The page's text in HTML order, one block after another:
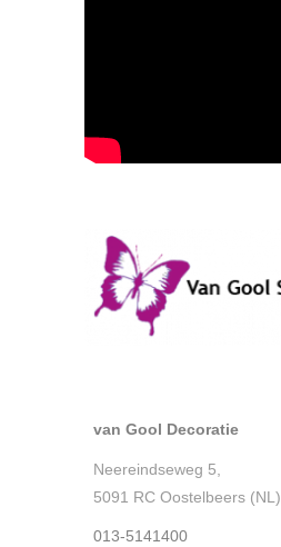
van Gool Decoratie
Neereindseweg 5,
5091 RC Oostelbeers (NL)
013-5141400